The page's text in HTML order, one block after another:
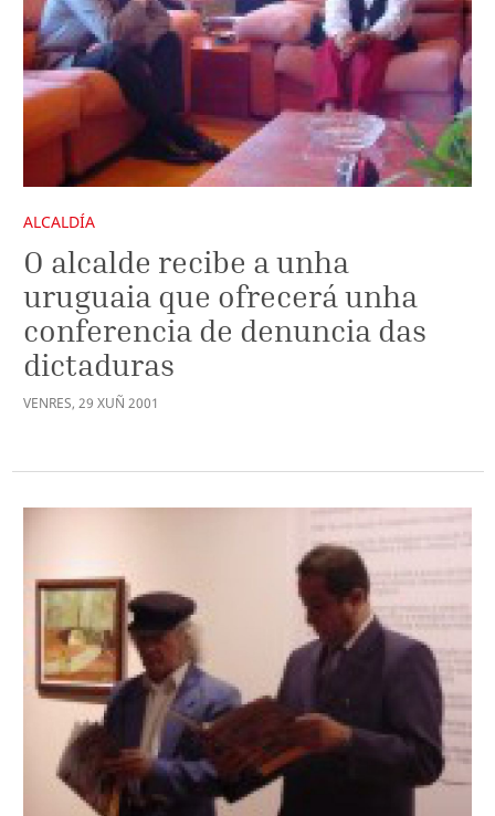
ALCALDÍA
O alcalde recibe a unha
uruguaia que ofrecerá unha
conferencia de denuncia das
dictaduras
VENRES, 29 XUÑ 2001